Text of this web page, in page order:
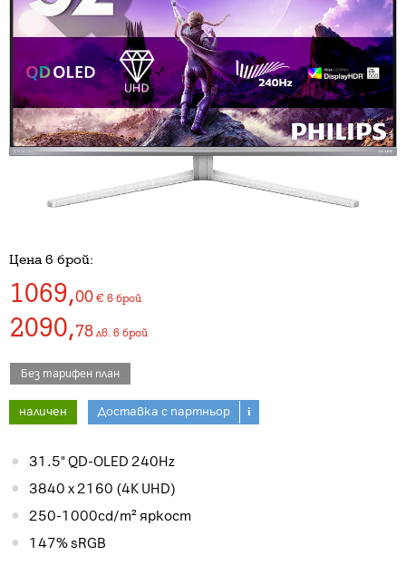
Цена в брой:
1069,00 € в брой
2090,78 лв. в брой
Без тарифен план
наличен Доставка с партньор i
31.5" QD-OLED 240Hz
3840 x 2160 (4K UHD)
250-1000cd/m² яркост
147% sRGB